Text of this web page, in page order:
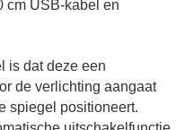
cm USB-kabel en
is dat deze een
de verlichting aangaat
spiegel positioneert.